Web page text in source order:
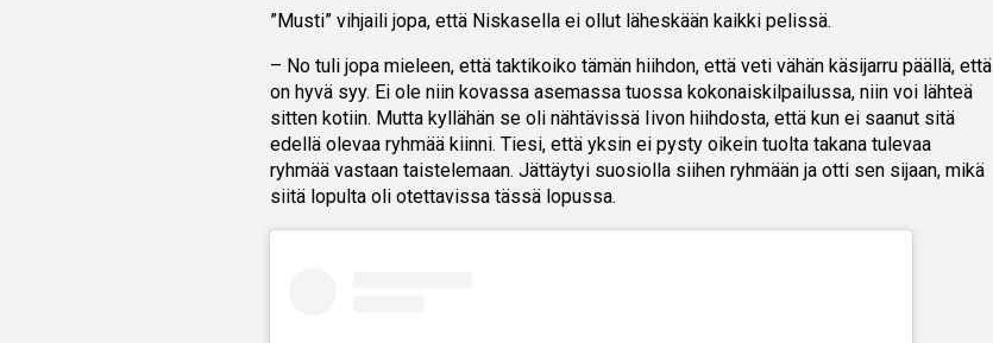
”Musti” vihjaili jopa, että Niskasella ei ollut läheskään kaikki pelissä.
– No tuli jopa mieleen, että taktikoiko tämän hiihdon, että veti vähän käsijarru päällä, että
on hyvä syy. Ei ole niin kovassa asemassa tuossa kokonaiskilpailussa, niin voi lähteä
sitten kotiin. Mutta kyllähän se oli nähtävissä Iivon hiihdosta, että kun ei saanut sitä
edellä olevaa ryhmää kiinni. Tiesi, että yksin ei pysty oikein tuolta takana tulevaa
ryhmää vastaan taistelemaan. Jättäytyi suosiolla siihen ryhmään ja otti sen sijaan, mikä
siitä lopulta oli otettavissa tässä lopussa.